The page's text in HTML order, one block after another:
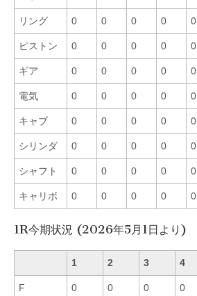
リング 0 0 0 0 0
ピストン 0 0 0 0 0
ギア 0 0 0 0 0
電気 0 0 0 0 0
キャブ 0 0 0 0 0
シリンダ 0 0 0 0 0
シャフト 0 0 0 0 0
キャリボ 0 0 0 0 0
1R今期状況 (2026年5月1日より)
1 2 3 4
F 0 0 0 0